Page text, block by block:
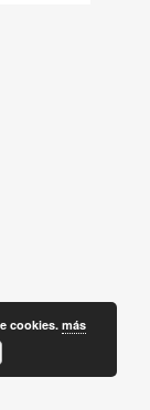
cookies.más